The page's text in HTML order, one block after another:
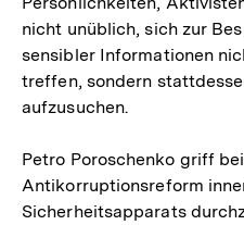
nicht unüblich, sich zur
sensibler Informationen
treffen, sondern
aufzusuchen.
Petro Poroschenko griff
Antikorruptionsreform
Sicherheitsapparats